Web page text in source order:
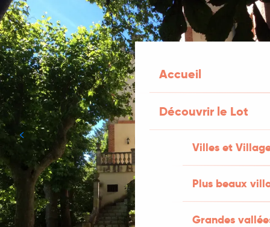
Accueil
Découvrir le Lot
Villes et
Plus beaux
Grandes